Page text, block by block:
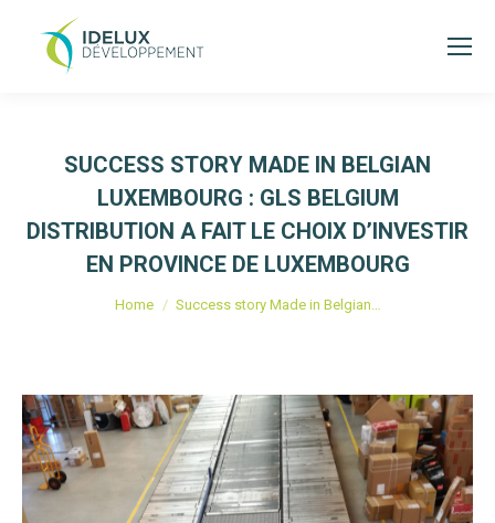
SUCCESS STORY MADE IN BELGIAN
LUXEMBOURG : GLS BELGIUM
DISTRIBUTION A FAIT LE CHOIX D’INVESTIR
EN PROVINCE DE LUXEMBOURG
Je bent hier:
Home Success story Made in Belgian…